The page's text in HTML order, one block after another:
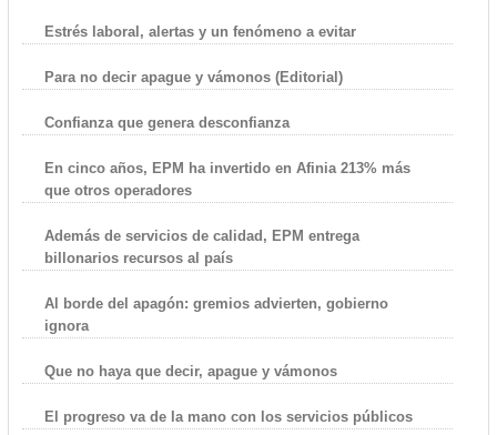
Estrés laboral, alertas y un fenómeno a evitar
Para no decir apague y vámonos (Editorial)
Confianza que genera desconfianza
En cinco años, EPM ha invertido en Afinia 213% más
que otros operadores
Además de servicios de calidad, EPM entrega
billonarios recursos al país
Al borde del apagón: gremios advierten, gobierno
ignora
Que no haya que decir, apague y vámonos
El progreso va de la mano con los servicios públicos